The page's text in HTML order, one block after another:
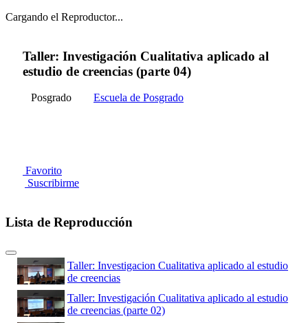
Cargando el Reproductor...
Taller: Investigación Cualitativa aplicado al
estudio de creencias (parte 04)
Posgrado Escuela de Posgrado
Favorito
Suscribirme
Lista de Reproducción
Taller: Investigacion Cualitativa aplicado al estudio
de creencias
Taller: Investigación Cualitativa aplicado al estudio
de creencias (parte 02)